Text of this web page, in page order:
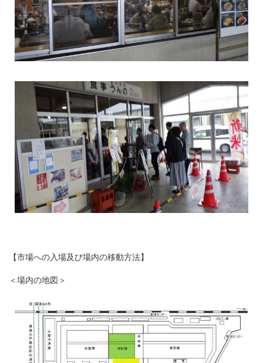
【市場への入場及び場内の移動方法】
＜場内の地図＞